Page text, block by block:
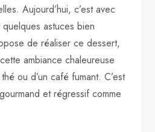
Aujourd’hui, c’est avec
astuces bien
de réaliser ce dessert,
ambiance chaleureuse
ou d’un café fumant. C’est
et régressif comme